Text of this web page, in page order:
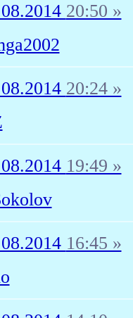
20:50 »
20:24 »
19:49 »
16:45 »